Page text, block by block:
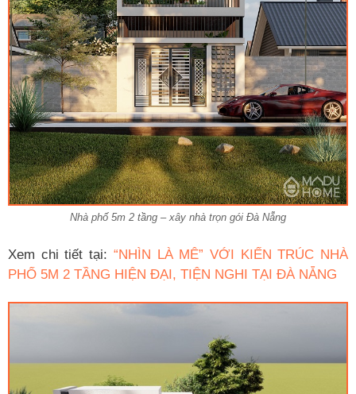
Nhà phố 5m 2 tầng – xây nhà trọn gói Đà Nẵng
Xem chi tiết tại: “NHÌN LÀ MÊ” VỚI KIẾN TRÚC NHÀ
PHỐ 5M 2 TẦNG HIỆN ĐẠI, TIỆN NGHI TẠI ĐÀ NẴNG